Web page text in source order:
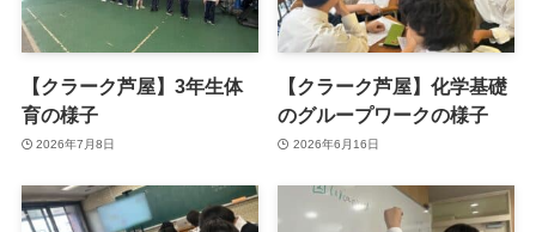
【クラーク芦屋】3年生体
育の様子
2026年7月8日
【クラーク芦屋】化学基礎
のグループワークの様子
2026年6月16日